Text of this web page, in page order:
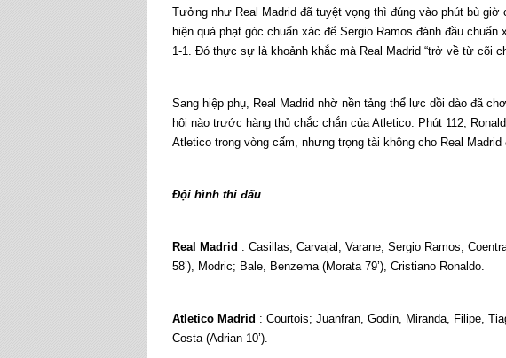
Tưởng như Real Madrid đã tuyệt vọng thì đúng vào phút bù giờ
hiện quả phạt góc chuẩn xác để Sergio Ramos đánh đầu
1-1. Đó thực sự là khoảnh khắc mà Real Madrid “trở về từ cõi
Sang hiệp phụ, Real Madrid nhờ nền tảng thể lực dồi dào đã
hội nào trước hàng thủ chắc chắn của Atletico. Phút 112,
Atletico trong vòng cấm, nhưng trọng tài không cho Real
Đội hình thi đấu
Real Madrid : Casillas; Carvajal, Varane, Sergio Ramos,
58’), Modric; Bale, Benzema (Morata 79’), Cristiano Ronaldo.
Atletico Madrid : Courtois; Juanfran, Godín, Miranda, Filipe,
Costa (Adrian 10’).